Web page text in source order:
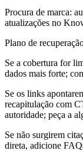
Procura de marca:
atualizações no
Plano de
Se a cobertura for
dados mais forte;
Se os links
recapitulação com
autoridade; peça a
Se não surgirem
direta, adicione